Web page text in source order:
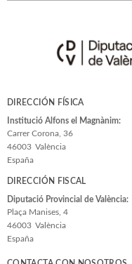
DIRECCIÓN FÍSICA
Institució Alfons el Magnànim:
Carrer Corona, 36
46003 València
España
DIRECCIÓN FISCAL
Diputació Provincial de València:
Plaça Manises, 4
46003 València
España